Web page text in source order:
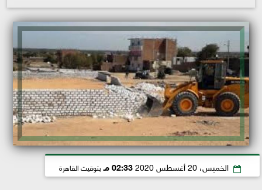
الخميس، 20 أغسطس 2020 02:33 مـ بتوقيت القاهرة